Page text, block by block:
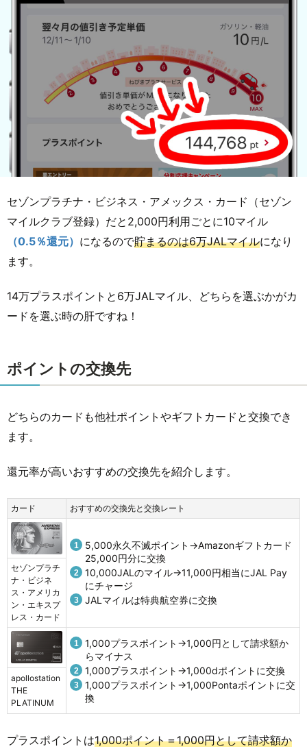
セゾンプラチナ・ビジネス・アメックス・カード（セゾン
マイルクラブ登録）だと2,000円利用ごとに10マイル
（0.5％還元） になるので貯まるのは6万JALマイルになり
ます。
14万プラスポイントと6万JALマイル、どちらを選ぶかがカ
ードを選ぶ時の肝ですね！
ポイントの交換先
どちらのカードも他社ポイントやギフトカードと交換でき
ます。
還元率が高いおすすめの交換先を紹介します。
カード おすすめの交換先と交換レート
5,000永久不滅ポイント→Amazonギフトカード
25,000円分に交換
10,000JALのマイル→11,000円相当にJAL Pay
にチャージ
JALマイルは特典航空券に交換
セゾンプラチ
ナ・ビジネ
ス・アメリカ
ン・エキスプ
レス・カード
1,000プラスポイント→1,000円として請求額か
らマイナス
1,000プラスポイント→1,000dポイントに交換
1,000プラスポイント→1,000Pontaポイントに交
換
apollostation
THE
PLATINUM
プラスポイントは1,000ポイント＝1,000円として請求額か